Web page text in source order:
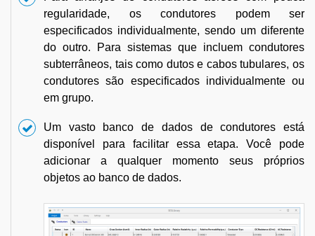
regularidade, os condutores podem ser
especificados individualmente, sendo um diferente
do outro. Para sistemas que incluem condutores
subterrâneos, tais como dutos e cabos tubulares, os
condutores são especificados individualmente ou
em grupo.
Um vasto banco de dados de condutores está
disponível para facilitar essa etapa. Você pode
adicionar a qualquer momento seus próprios
objetos ao banco de dados.